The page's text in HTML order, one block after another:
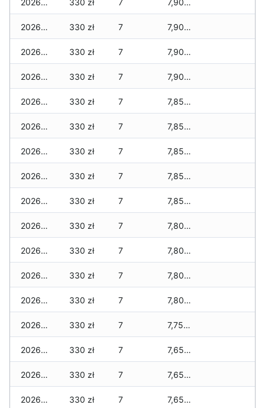
2026-02-15 330 zł 7 7,900 zł
2026-02-14 330 zł 7 7,900 zł
2026-02-13 330 zł 7 7,900 zł
2026-02-12 330 zł 7 7,900 zł
2026-02-11 330 zł 7 7,850 zł
2026-02-10 330 zł 7 7,850 zł
2026-02-09 330 zł 7 7,850 zł
2026-02-08 330 zł 7 7,850 zł
2026-02-07 330 zł 7 7,850 zł
2026-02-06 330 zł 7 7,800 zł
2026-02-05 330 zł 7 7,800 zł
2026-02-04 330 zł 7 7,800 zł
2026-02-03 330 zł 7 7,800 zł
2026-02-02 330 zł 7 7,750 zł
2026-02-01 330 zł 7 7,650 zł
2026-01-31 330 zł 7 7,650 zł
2026-01-30 330 zł 7 7,650 zł